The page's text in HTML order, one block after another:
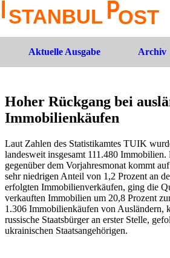
Aktuelle Ausgabe Archiv
Hoher Rückgang bei
Immobilienkäufen
Laut Zahlen des Statistikamtes TUIK
landesweit insgesamt 111.480
gegenüber dem Vorjahresmonat kommt
sehr niedrigen Anteil von 1,2 Prozent an
erfolgten Immobilienverkäufen, ging die
verkauften Immobilien um 20,8 Prozent
1.306 Immobilienkäufen von Ausländern,
russische Staatsbürger an erster Stelle,
ukrainischen Staatsangehörigen.